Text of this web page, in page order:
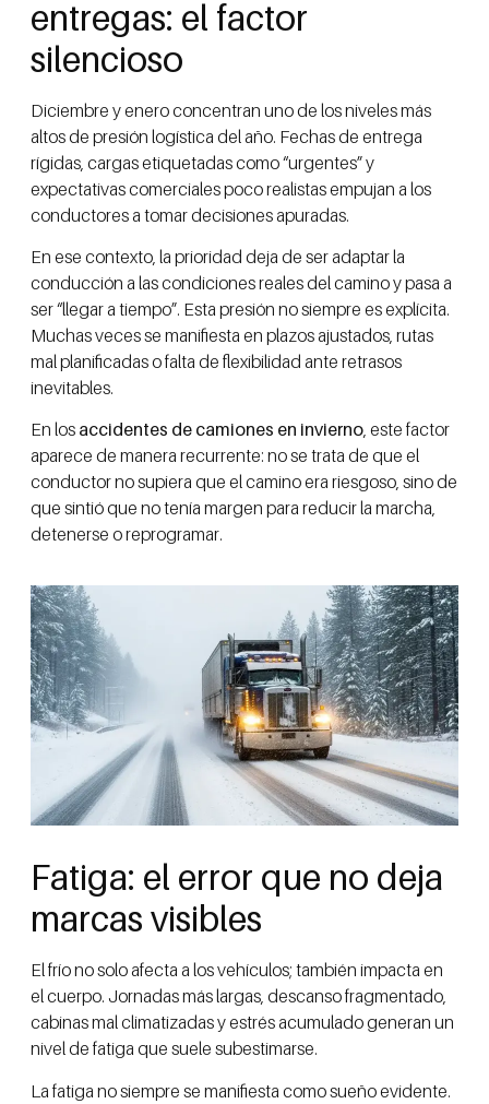
entregas: el factor
silencioso
Diciembre y enero concentran uno de los niveles más
altos de presión logística del año. Fechas de entrega
rígidas, cargas etiquetadas como “urgentes” y
expectativas comerciales poco realistas empujan a los
conductores a tomar decisiones apuradas.
En ese contexto, la prioridad deja de ser adaptar la
conducción a las condiciones reales del camino y pasa a
ser “llegar a tiempo”. Esta presión no siempre es explícita.
Muchas veces se manifiesta en plazos ajustados, rutas
mal planificadas o falta de flexibilidad ante retrasos
inevitables.
En los accidentes de camiones en invierno, este factor
aparece de manera recurrente: no se trata de que el
conductor no supiera que el camino era riesgoso, sino de
que sintió que no tenía margen para reducir la marcha,
detenerse o reprogramar.
Fatiga: el error que no deja
marcas visibles
El frío no solo afecta a los vehículos; también impacta en
el cuerpo. Jornadas más largas, descanso fragmentado,
cabinas mal climatizadas y estrés acumulado generan un
nivel de fatiga que suele subestimarse.
La fatiga no siempre se manifiesta como sueño evidente.